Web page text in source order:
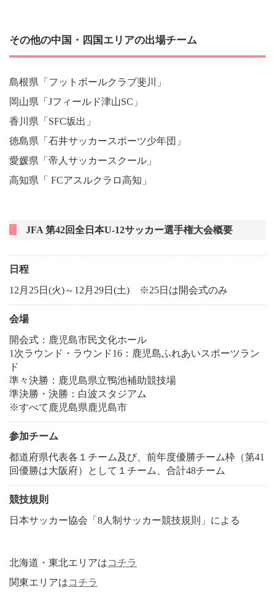
その他の中国・四国エリアの出場チーム
島根県「フットボールクラブ斐川」
岡山県「Jフィールド津山SC」
香川県「SFC坂出」
徳島県「石井サッカースポーツ少年団」
愛媛県「帝人サッカースクール」
高知県「 FCアスルクラロ高知」
JFA 第42回全日本U-12サッカー選手権大会概要
日程
12月25日(火)～12月29日(土) ※25日は開会式のみ
会場
開会式：鹿児島市民文化ホール
1次ラウンド・ラウンド16：鹿児島ふれあいスポーツラン
ド
準々決勝：鹿児島県立鴨池補助競技場
準決勝・決勝：白波スタジアム
※すべて鹿児島県鹿児島市
参加チーム
都道府県代表各１チーム及び、前年度優勝チーム枠（第41
回優勝は大阪府）として１チーム、合計48チーム
競技規則
日本サッカー協会「8人制サッカー競技規則」による
北海道・東北エリアはコチラ
関東エリアはコチラ